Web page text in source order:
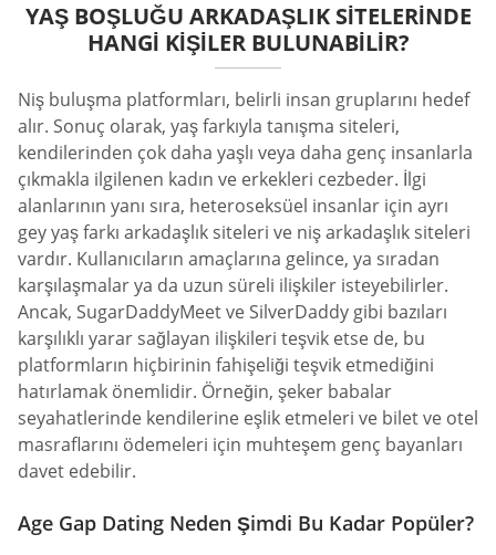
YAŞ BOŞLUĞU ARKADAŞLIK SITELERINDE
HANGI KIŞILER BULUNABILIR?
Niş buluşma platformları, belirli insan gruplarını hedef
alır. Sonuç olarak, yaş farkıyla tanışma siteleri,
kendilerinden çok daha yaşlı veya daha genç insanlarla
çıkmakla ilgilenen kadın ve erkekleri cezbeder. İlgi
alanlarının yanı sıra, heteroseksüel insanlar için ayrı
gey yaş farkı arkadaşlık siteleri ve niş arkadaşlık siteleri
vardır. Kullanıcıların amaçlarına gelince, ya sıradan
karşılaşmalar ya da uzun süreli ilişkiler isteyebilirler.
Ancak, SugarDaddyMeet ve SilverDaddy gibi bazıları
karşılıklı yarar sağlayan ilişkileri teşvik etse de, bu
platformların hiçbirinin fahişeliği teşvik etmediğini
hatırlamak önemlidir. Örneğin, şeker babalar
seyahatlerinde kendilerine eşlik etmeleri ve bilet ve otel
masraflarını ödemeleri için muhteşem genç bayanları
davet edebilir.
Age Gap Dating Neden Şimdi Bu Kadar Popüler?